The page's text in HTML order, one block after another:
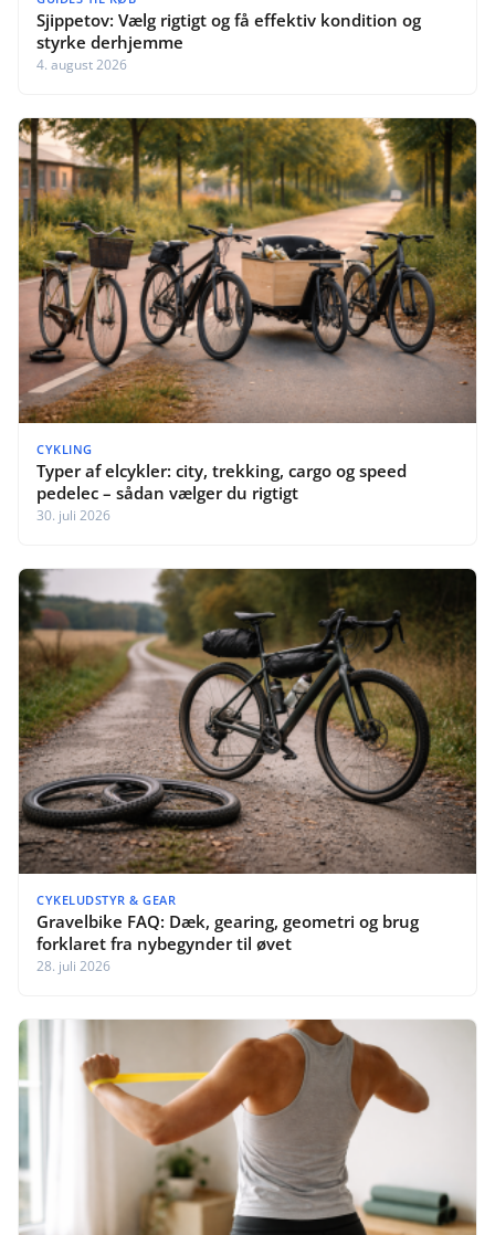
Sjippetov: Vælg rigtigt og få effektiv kondition og
styrke derhjemme
4. august 2026
CYKLING
Typer af elcykler: city, trekking, cargo og speed
pedelec – sådan vælger du rigtigt
30. juli 2026
CYKELUDSTYR & GEAR
Gravelbike FAQ: Dæk, gearing, geometri og brug
forklaret fra nybegynder til øvet
28. juli 2026